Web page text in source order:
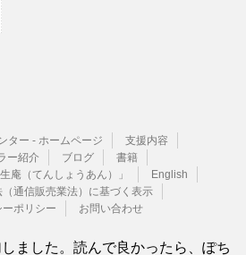
ター - ホームページ
支援内容
ー紹介
ブログ
書籍
庵（てんしょうあん）」
English
通信販売業法）に基づく表示
ポリシー
お問い合わせ
ました。読んで良かったら、ぽち